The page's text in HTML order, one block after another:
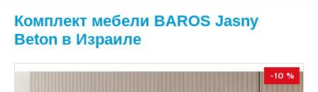
Комплект мебели BAROS Jasny
Beton в Израиле
-10 %